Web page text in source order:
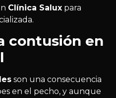
Clínica Salux para
contusión en
son una consecuencia
en el pecho, y aunque